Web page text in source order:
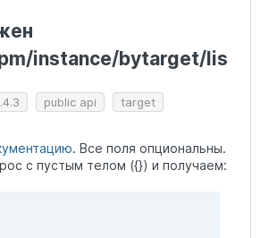
instance/bytarget/list?
public api target
. Все поля опциональны.
с пустым телом ({}) и получаем: